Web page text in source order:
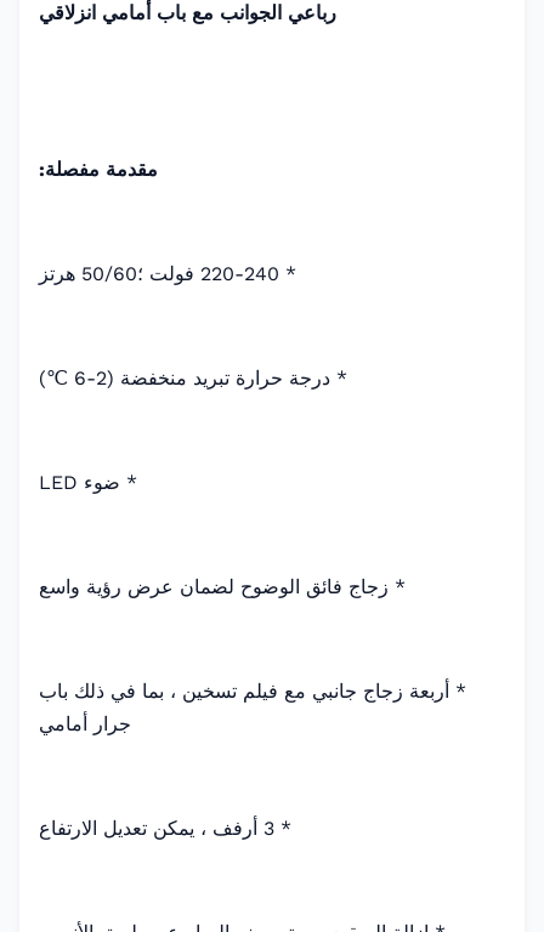
رباعي الجوانب مع باب أمامي انزلاقي
مقدمة مفصلة:
* 220-240 فولت ؛50/60 هرتز
* درجة حرارة تبريد منخفضة (2-6 ℃)
* ضوء LED
* زجاج فائق الوضوح لضمان عرض رؤية واسع
* أربعة زجاج جانبي مع فيلم تسخين ، بما في ذلك باب
جرار أمامي
* 3 أرفف ، يمكن تعديل الارتفاع